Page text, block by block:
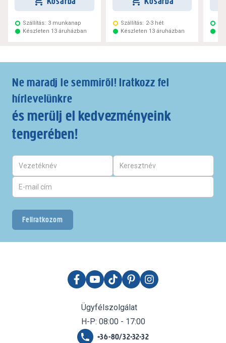
Szállítás: 3 munkanap
Készleten 13 áruházban
Szállítás: 2-3 hét
Készleten 13 áruházban
Ne maradj le semmiről! Iratkozz fel
hírlevelünkre
és merülj el kedvezményeink
tengerében!
Feliratkozom
Ügyfélszolgálat
H-P: 08:00 - 17:00
+36-80/32-32-32